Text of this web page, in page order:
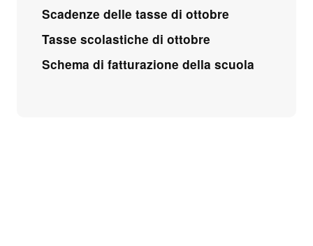
Scadenze delle tasse di ottobre
Tasse scolastiche di ottobre
Schema di fatturazione della scuola